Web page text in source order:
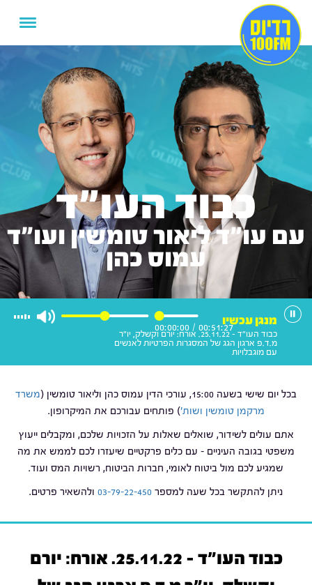
כבוד העו"ד
עם עו"ד ליאור טומשין ועו"ד
עמוס כהן
00:51:27
/
00:00:00
מנגן עכשיו
כבוד העו"ד - 25.11.22. אורח: יורם וקשלק, יו"ר
מ.ד.פ ארגון הגג של המסגרות הפרטיות לאנשים
עם מוגבלויות
בכל יום שישי בשעה 15:00, עורכי הדין עמוס כהן וליאור טומשין (
משרד
מרקמן טומשין ושות') פותחים עבורכם את המיקרופון.
אתם עולים לשידור, שואלים שאלות על הזכויות שלכם, ומקבלים ייעוץ
משפטי בגובה העיניים – עם כלים פרקטיים שיעזרו לכם לממש את מה
שמגיע לכם מול ביטוח לאומי, חברות הביטוח, רשויות המס ועוד.
ניתן להתקשר בכל שעה למספר 03-79-22-450 ולהשאיר פרטים.
כבוד העו"ד - 25.11.22. אורח: יורם